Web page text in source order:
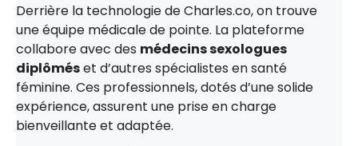
Derrière la technologie de Charles.co, on trouve
une équipe médicale de pointe. La plateforme
collabore avec des médecins sexologues
diplôméset d’autres spécialistes en santé
féminine. Ces professionnels, dotés d’une solide
expérience, assurent une prise en charge
bienveillante et adaptée.